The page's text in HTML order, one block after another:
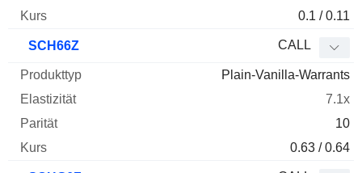
0.1 / 0.11
SCH66Z CALL
Plain-Vanilla-Warrants
7.1x
10
0.63 / 0.64